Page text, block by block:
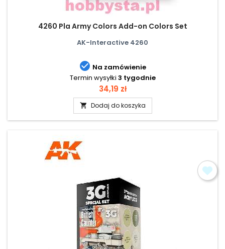
4260 Pla Army Colors Add-on Colors Set
AK-Interactive 4260
 Na zamówienie
Termin wysyłki 3 tygodnie
Cena
34,19 zł
 Dodaj do koszyka